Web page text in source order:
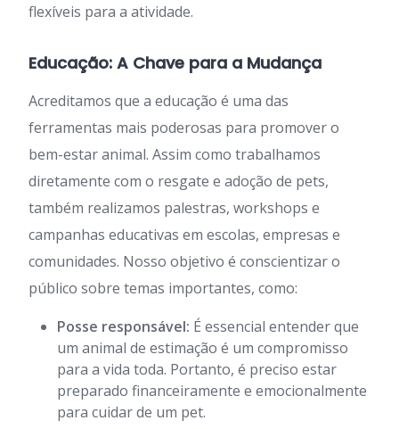
flexíveis para a atividade.
Educação: A Chave para a Mudança
Acreditamos que a educação é uma das
ferramentas mais poderosas para promover o
bem-estar animal. Assim como trabalhamos
diretamente com o resgate e adoção de pets,
também realizamos palestras, workshops e
campanhas educativas em escolas, empresas e
comunidades. Nosso objetivo é conscientizar o
público sobre temas importantes, como:
Posse responsável: É essencial entender que
um animal de estimação é um compromisso
para a vida toda. Portanto, é preciso estar
preparado financeiramente e emocionalmente
para cuidar de um pet.